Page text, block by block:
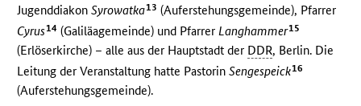
JugenddiakonSyrowatka13 (Auferstehungsgemeinde), Pfarrer
Cyrus14 (Galiläagemeinde) und Pfarrer Langhammer15
(Erlöserkirche) – alle aus der Hauptstadt der DDR, Berlin. Die
Leitung der Veranstaltung hatte PastorinSengespeick16
(Auferstehungsgemeinde).